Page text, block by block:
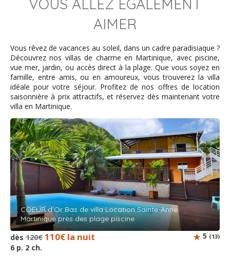
Nous reviendrons avec le plus grand des plaisirs.
hubet - décembre 2022
Une superbe villa très bien équipée. Le coin piscine est
agréable, bien décoré avec une jolie vue sur la
végétation. Merci aussi pour les petits cadeaux de
bienvenue.
DONY - mai 2022
Tout d'abord un grand merci à Christine et Jean Marc
pour leur accueil très chaleureux et les bons fruits de
leur jardin ????. Nous avons passé une excellente
semaine dans cette villa idéalement située , au calme
très spacieuse et très bien entretenue et équipée, sans
parler de la grande piscine: le top!
VOUS ALLEZ EGALEMENT
AIMER
Vous rêvez de vacances au soleil, dans un cadre paradisiaque ?
Découvrez nos villas de charme en Martinique, avec piscine,
vue mer, jardin, ou accès direct à la plage. Que vous soyez en
famille, entre amis, ou en amoureux, vous trouverez la villa
idéale pour votre séjour. Profitez de nos offres de location
saisonnière à prix attractifs, et réservez dès maintenant votre
villa en Martinique.
COEUR d'Or Bas de villa Location Sainte-Anne
Martinique près des plage piscine
dès 120€ 110€ la nuit
6 p. 2 ch.
5 (13)